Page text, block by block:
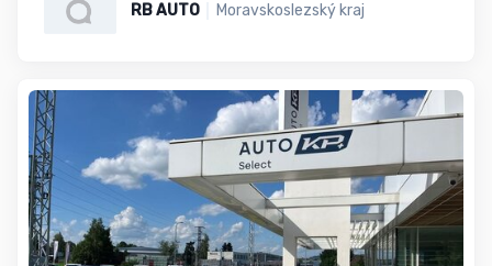
RB AUTO Moravskoslezský kraj